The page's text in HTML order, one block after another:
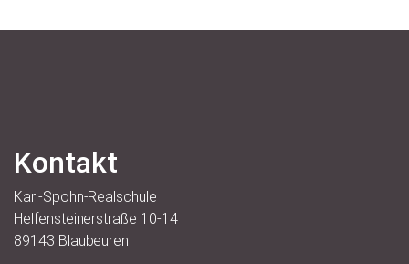
Kontakt
Karl-Spohn-Realschule
Helfensteinerstraße 10-14
89143 Blaubeuren